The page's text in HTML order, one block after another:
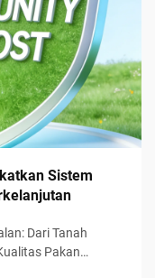
Sistem
Dari Tanah
Pakan